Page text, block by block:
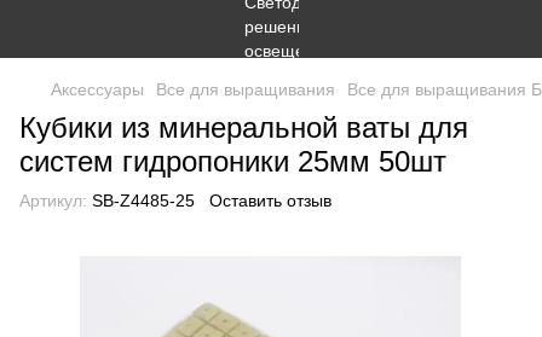
Аксессуары Все для выращивания Все для выращивания
Кубики из минеральной ваты для
систем гидропоники 25мм 50шт
Артикул: SB-Z4485-25 Оставить отзыв